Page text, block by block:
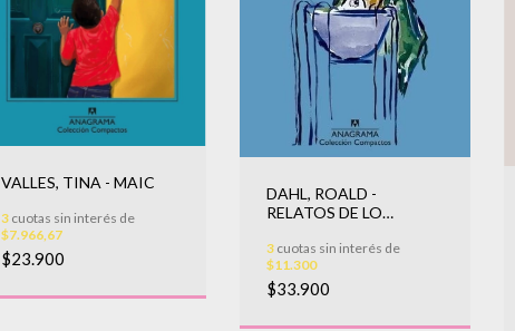
VALLES, TINA - MAIC
3 cuotas sin interés de
$7.966,67
$23.900
DAHL, ROALD -
RELATOS DE LO
3cuotas sin interés de
$11.300
$33.900